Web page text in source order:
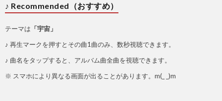
♪ Recommended（おすすめ）
テーマは 「宇宙」
♪ 再生マークを押すとその曲1曲のみ、数秒視聴できます。
♪ 曲名をタップすると、アルバム曲全曲を視聴できます。
※ スマホにより異なる画面が出ることがあります。m(_ _)m